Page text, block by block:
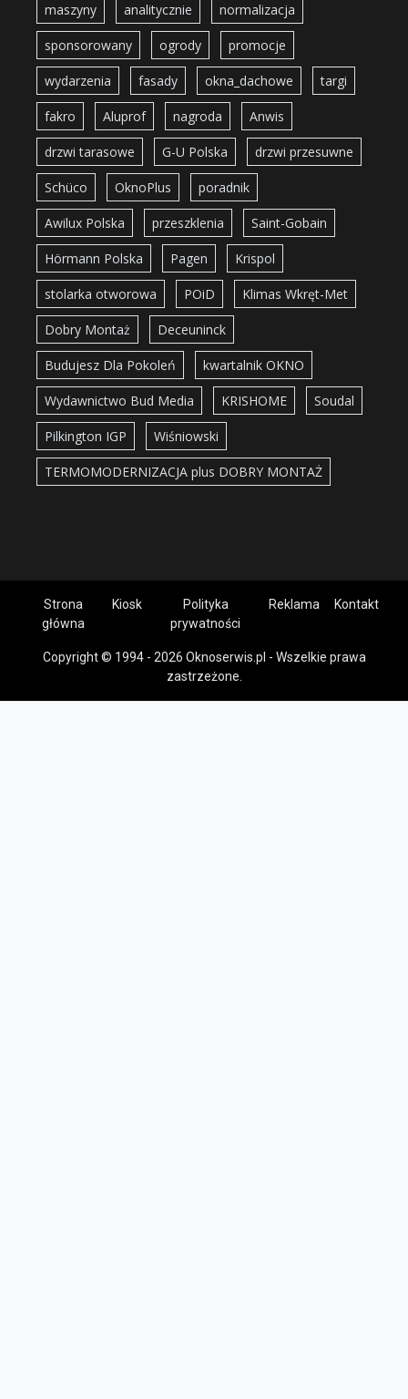
maszyny analitycznie normalizacja
sponsorowany ogrody promocje
wydarzenia fasady okna_dachowe targi
fakro Aluprof nagroda Anwis
drzwi tarasowe G-U Polska drzwi przesuwne
Schüco OknoPlus poradnik
Awilux Polska przeszklenia Saint-Gobain
Hörmann Polska Pagen Krispol
stolarka otworowa POiD Klimas Wkręt-Met
Dobry Montaż Deceuninck
Budujesz Dla Pokoleń kwartalnik OKNO
Wydawnictwo Bud Media KRISHOME Soudal
Pilkington IGP Wiśniowski
TERMOMODERNIZACJA plus DOBRY MONTAŻ
Strona
główna
Kiosk
Polityka
prywatności
Reklama Kontakt
Copyright © 1994 - 2026 Oknoserwis.pl - Wszelkie prawa
zastrzeżone.